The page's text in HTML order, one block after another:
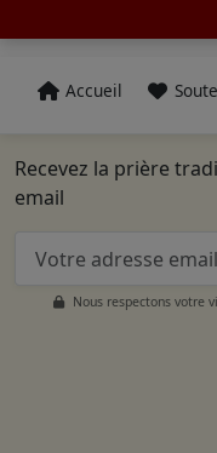
Accueil
Recevez la prière
email
Nous respectons votre